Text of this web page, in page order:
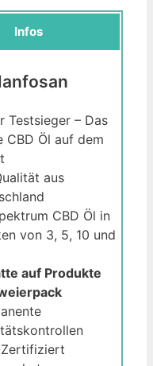
Infos
Testsieger – Das
CBD Öl auf dem
aus
CBD Öl in
von 3, 5, 10 und
auf Produkte